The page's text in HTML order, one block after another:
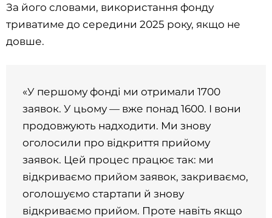
За його словами, використання фонду
триватиме до середини 2025 року, якщо не
довше.
«У першому фонді ми отримали 1700
заявок. У цьому — вже понад 1600. І вони
продовжують надходити. Ми знову
оголосили про відкриття прийому
заявок. Цей процес працює так: ми
відкриваємо прийом заявок, закриваємо,
оголошуємо стартапи й знову
відкриваємо прийом. Проте навіть якщо